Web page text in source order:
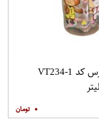
قمقمه مدل خرس کد VT234-1
۰